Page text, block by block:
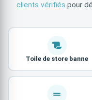
clients vérifiés pour
Toile de store banne